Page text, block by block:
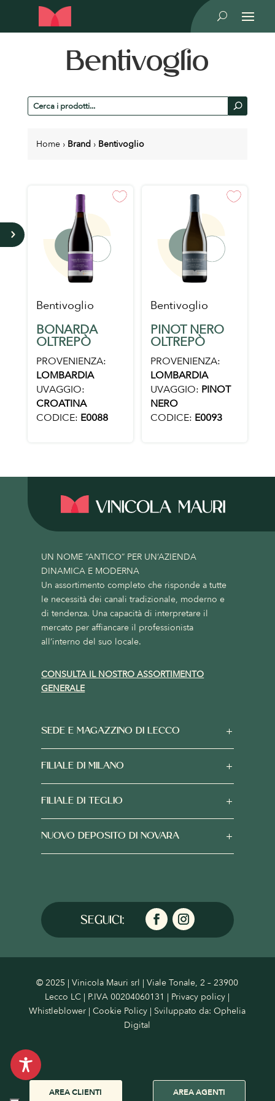
U
AREA CLIENTI AREA AGENTI
Bentivoglio
Cerca
prodotti
U
Home › Brand › Bentivoglio
5
Bentivoglio
BONARDA
OLTREPÒ
PROVENIENZA:
LOMBARDIA
UVAGGIO:
CROATINA
CODICE: E0088
Bentivoglio
PINOT NERO
OLTREPÒ
PROVENIENZA:
LOMBARDIA
UVAGGIO: PINOT
NERO
CODICE: E0093
UN NOME “ANTICO” PER UN’AZIENDA
DINAMICA E MODERNA
Un assortimento completo che risponde a tutte
le necessità dei canali tradizionale, moderno e
di tendenza. Una capacità di interpretare il
mercato per affiancare il professionista
all’interno del suo locale.
CONSULTA IL NOSTRO ASSORTIMENTO
GENERALE
SEDE E MAGAZZINO DI LECCO
FILIALE DI MILANO
FILIALE DI TEGLIO
NUOVO DEPOSITO DI NOVARA
© 2025 | Vinicola Mauri srl | Viale Tonale, 2 – 23900
Lecco LC | P.IVA 00204060131 | Privacy policy |
Whistleblower |Cookie Policy | Sviluppato da:Ophelia
Digital